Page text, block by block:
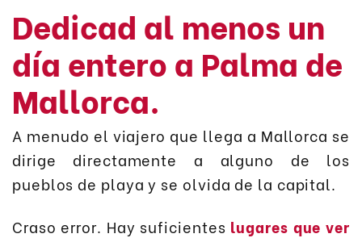
Dedicad al menos un
día entero a Palma de
Mallorca.
A menudo el viajero que llega a Mallorca se
dirige directamente a alguno de los
pueblos de playa y se olvida de la capital.
Craso error. Hay suficientes lugares que ver